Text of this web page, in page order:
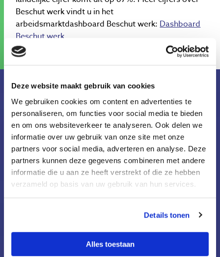
Deze website maakt gebruik van cookies
We gebruiken cookies om content en advertenties te
personaliseren, om functies voor social media te bieden
en om ons websiteverkeer te analyseren. Ook delen we
informatie over uw gebruik van onze site met onze
partners voor social media, adverteren en analyse. Deze
partners kunnen deze gegevens combineren met andere
informatie die u aan ze heeft verstrekt of die ze hebben
verzameld op basis van uw gebruik van hun services.
Details tonen
Alles toestaan
Beschut werk vindt u in het
arbeidsmarktdashboard Beschut werk: Dashboard
Beschut werk
Meer nieuws